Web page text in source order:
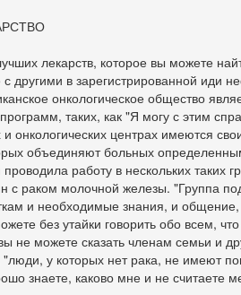
лекарств, которое вы можете
другими в зарегистрированной иди
онкологическое общество
таких, как "Я могу с этим
онкологических центрах имеются
объединяют больных
работу в нескольких таких
с раком молочной железы. "Группа
и необходимые знания, и общение,
без утайки говорить обо всем, что
не можете сказать членам семьи и
у которых нет рака, не имеют
знаете, каково мне и не считаете